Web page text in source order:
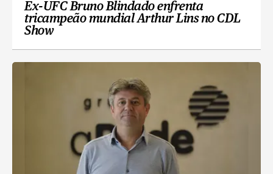
Ex-UFC Bruno Blindado enfrenta
tricampeão mundial Arthur Lins no CDL
Show